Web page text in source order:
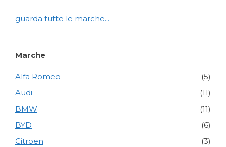
guarda tutte le marche...
Marche
Alfa Romeo
(5)
Audi
(11)
BMW
(11)
BYD
(6)
Citroen
(3)